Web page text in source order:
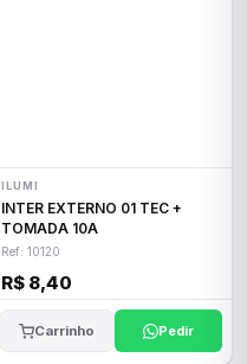
ILUMI
INTER EXTERNO 01 TEC +
TOMADA 10A
Ref: 10120
R$ 8,40
Carrinho Pedir